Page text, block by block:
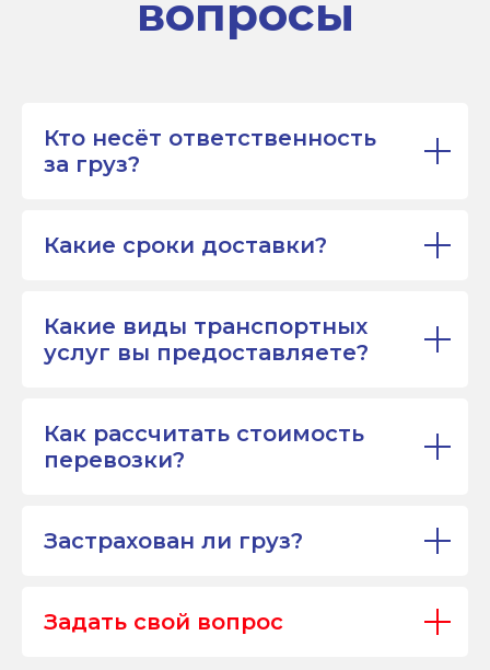
Кто несёт ответственность
за груз?
Какие сроки доставки?
Какие виды транспортных
услуг вы предоставляете?
Как рассчитать стоимость
перевозки?
Застрахован ли груз?
Задать свой вопрос